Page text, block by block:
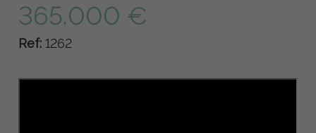
365.000 €
Ref: 1262